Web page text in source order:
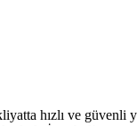
hızlı ve